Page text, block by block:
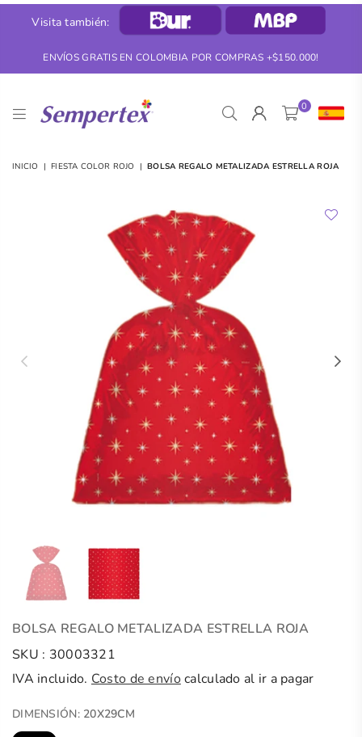
Visita también:
ENVÍOS GRATIS EN COLOMBIA POR COMPRAS +$150.000!
SEMPERTEX
0
INICIO | FIESTA COLOR ROJO | BOLSA REGALO METALIZADA ESTRELLA ROJA
BOLSA REGALO METALIZADA ESTRELLA ROJA
SKU : 30003321
IVA incluido. Costo de envíocalculado al ir a pagar
DIMENSIÓN: 20X29CM